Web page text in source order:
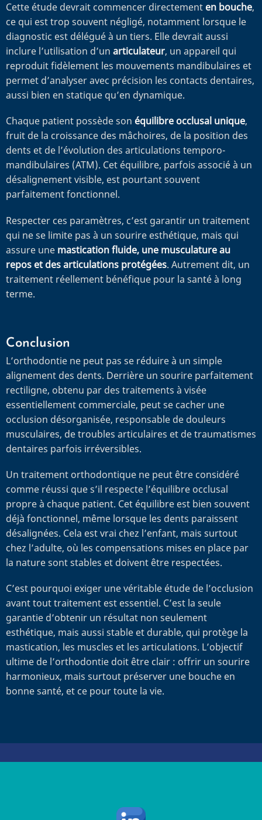
Cette étude devrait commencer directement en bouche,
ce qui est trop souvent négligé, notamment lorsque le
diagnostic est délégué à un tiers. Elle devrait aussi
inclure l’utilisation d’un articulateur, un appareil qui
reproduit fidèlement les mouvements mandibulaires et
permet d’analyser avec précision les contacts dentaires,
aussi bien en statique qu’en dynamique.
Chaque patient possède son équilibre occlusal unique,
fruit de la croissance des mâchoires, de la position des
dents et de l’évolution des articulations temporo-
mandibulaires (ATM). Cet équilibre, parfois associé à un
désalignement visible, est pourtant souvent
parfaitement fonctionnel.
Respecter ces paramètres, c’est garantir un traitement
qui ne se limite pas à un sourire esthétique, mais qui
assure une mastication fluide, une musculature au
repos et des articulations protégées. Autrement dit, un
traitement réellement bénéfique pour la santé à long
terme.
Conclusion
L’orthodontie ne peut pas se réduire à un simple
alignement des dents. Derrière un sourire parfaitement
rectiligne, obtenu par des traitements à visée
essentiellement commerciale, peut se cacher une
occlusion désorganisée, responsable de douleurs
musculaires, de troubles articulaires et de traumatismes
dentaires parfois irréversibles.
Un traitement orthodontique ne peut être considéré
comme réussi que s’il respecte l’équilibre occlusal
propre à chaque patient. Cet équilibre est bien souvent
déjà fonctionnel, même lorsque les dents paraissent
désalignées. Cela est vrai chez l’enfant, mais surtout
chez l’adulte, où les compensations mises en place par
la nature sont stables et doivent être respectées.
C’est pourquoi exiger une véritable étude de l’occlusion
avant tout traitement est essentiel. C’est la seule
garantie d’obtenir un résultat non seulement
esthétique, mais aussi stable et durable, qui protège la
mastication, les muscles et les articulations. L’objectif
ultime de l’orthodontie doit être clair : offrir un sourire
harmonieux, mais surtout préserver une bouche en
bonne santé, et ce pour toute la vie.